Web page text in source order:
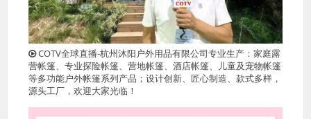
COTV全球直播-杭州沐阳户外用品有限公司专业生产：家庭露
营帐篷、专业探险帐篷、营地帐篷、酒店帐篷、儿童及宠物帐篷
等多功能户外帐篷系列产品；设计创新、匠心制造、款式多样，
源头工厂，欢迎大家光临！